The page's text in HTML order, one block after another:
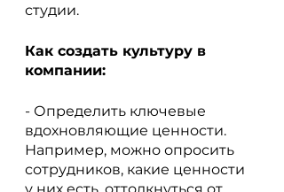
студии.
Как создать культуру в
компании:
- Определить ключевые
вдохновляющие ценности.
Например, можно опросить
сотрудников, какие ценности